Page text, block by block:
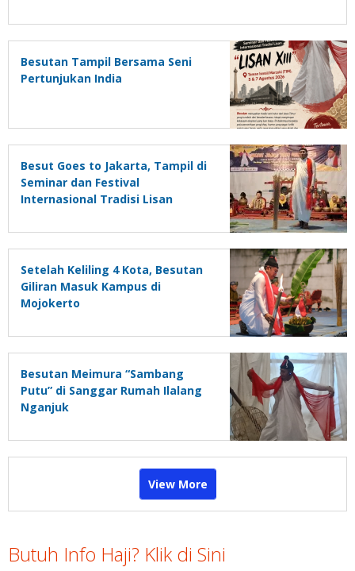
Besutan Tampil Bersama Seni
Pertunjukan India
Besut Goes to Jakarta, Tampil di
Seminar dan Festival
Internasional Tradisi Lisan
Setelah Keliling 4 Kota, Besutan
Giliran Masuk Kampus di
Mojokerto
Besutan Meimura “Sambang
Putu” di Sanggar Rumah Ilalang
Nganjuk
View More
Butuh Info Haji? Klik di Sini